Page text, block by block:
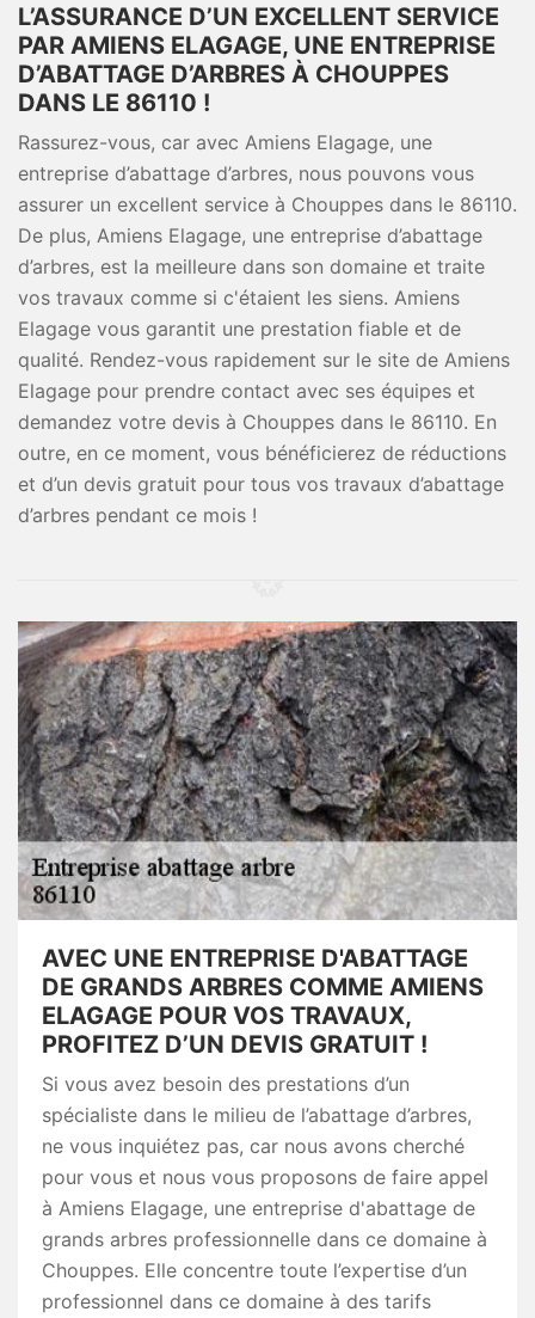
L’ASSURANCE D’UN EXCELLENT SERVICE
PAR AMIENS ELAGAGE, UNE ENTREPRISE
D’ABATTAGE D’ARBRES À CHOUPPES
DANS LE 86110 !
Rassurez-vous, car avec Amiens Elagage, une
entreprise d’abattage d’arbres, nous pouvons vous
assurer un excellent service à Chouppes dans le 86110.
De plus, Amiens Elagage, une entreprise d’abattage
d’arbres, est la meilleure dans son domaine et traite
vos travaux comme si c'étaient les siens. Amiens
Elagage vous garantit une prestation fiable et de
qualité. Rendez-vous rapidement sur le site de Amiens
Elagage pour prendre contact avec ses équipes et
demandez votre devis à Chouppes dans le 86110. En
outre, en ce moment, vous bénéficierez de réductions
et d’un devis gratuit pour tous vos travaux d’abattage
d’arbres pendant ce mois !
AVEC UNE ENTREPRISE D'ABATTAGE
DE GRANDS ARBRES COMME AMIENS
ELAGAGE POUR VOS TRAVAUX,
PROFITEZ D’UN DEVIS GRATUIT !
Si vous avez besoin des prestations d’un
spécialiste dans le milieu de l’abattage d’arbres,
ne vous inquiétez pas, car nous avons cherché
pour vous et nous vous proposons de faire appel
à Amiens Elagage, une entreprise d'abattage de
grands arbres professionnelle dans ce domaine à
Chouppes. Elle concentre toute l’expertise d’un
professionnel dans ce domaine à des tarifs